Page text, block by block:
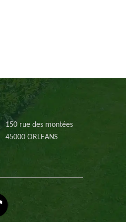
150 rue des montées
45000 ORLEANS